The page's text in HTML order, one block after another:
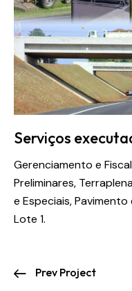
Serviços
Gerenciamento e
Preliminares,
e Especiais,
Lote 1.
Prev Project